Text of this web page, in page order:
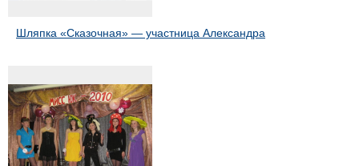
Шляпка «Сказочная» — участница Александра